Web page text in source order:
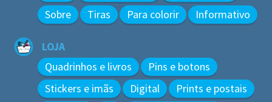
Sobre
Tiras Para colorir Informativo
LOJA
Quadrinhos e livros
Pins e botons
Stickers e imãs
Digital
Prints e postais